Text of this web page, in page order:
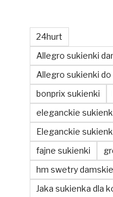
24hurt
Allegro sukienki
Allegro sukienki do
bonprix sukienki
eleganckie
Eleganckie
fajne sukienki
hm swetry damskie
Jaka sukienka dla